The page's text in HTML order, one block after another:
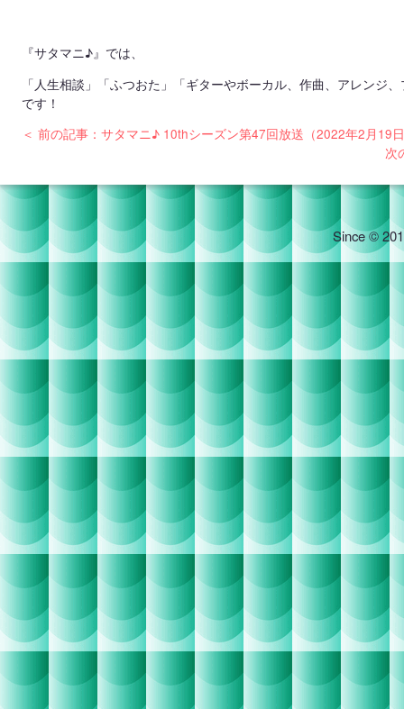
『サタマニ♪』では、
「人生相談」「ふつおた」「ギターやボーカル、作曲、アレン
です！
＜ 前の記事：サタマニ♪ 10thシーズン第47回放送（2022年2月19
次
Since ©